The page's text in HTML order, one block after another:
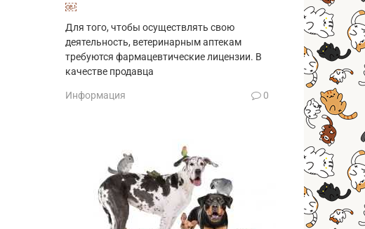
￼
Для того, чтобы осуществлять свою
деятельность, ветеринарным аптекам
требуются фармацевтические лицензии. В
качестве продавца
Информация 0